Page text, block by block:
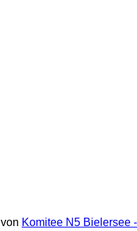
von Komitee N5 Bielersee